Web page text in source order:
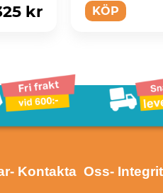
kr KÖP
- Kontakta Oss-